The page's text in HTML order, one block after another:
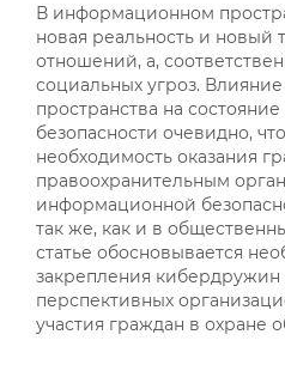
В информационном
новая реальность и новый
отношений, а,
социальных угроз.
пространства на
безопасности очевидно,
необходимость оказания
правоохранительным
информационной
так же, как и в
статье обосновывается
закрепления кибердружин
перспективных
участия граждан в охране